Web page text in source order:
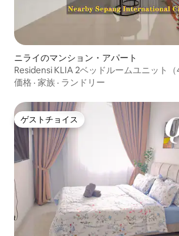
ニライのマンション・アパート
Residensi KLIA 2ベッドルームユニット（
2バスルーム
価格 · 家族 · ランドリー
ゲストチョイス
ゲストチョイス